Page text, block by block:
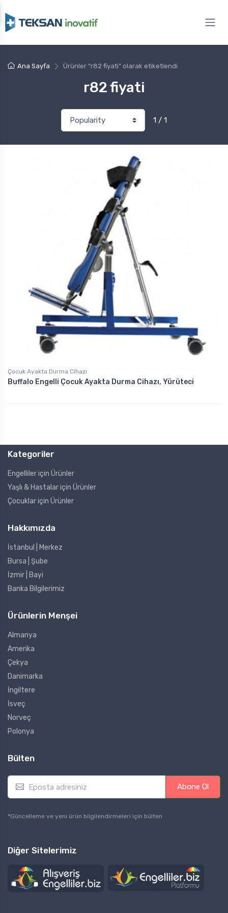
Ana Sayfa Ürünler “r82 fiyati” olarak etiketlendi
r82 fiyati
1 / 1
Çocuk Ayakta Durma Cihazı
Buffalo Engelli Çocuk Ayakta Durma Cihazı, Yürüteci
Kategoriler
Engelliler için Ürünler
Yaşlı & Hastalar için Ürünler
Çocuklar için Ürünler
Hakkımızda
İstanbul | Merkez
Bursa | Şube
İzmir | Bayi
Banka Bilgilerimiz
Ürünlerin Menşei
Almanya
Amerika
Çekya
Danimarka
İngiltere
İsveç
Norveç
Polonya
Bülten
E
a
l
Abone Ol
*Güncelleme ve yeni ürün bilgilendirmeleri için bülten
Diğer Sitelerimiz